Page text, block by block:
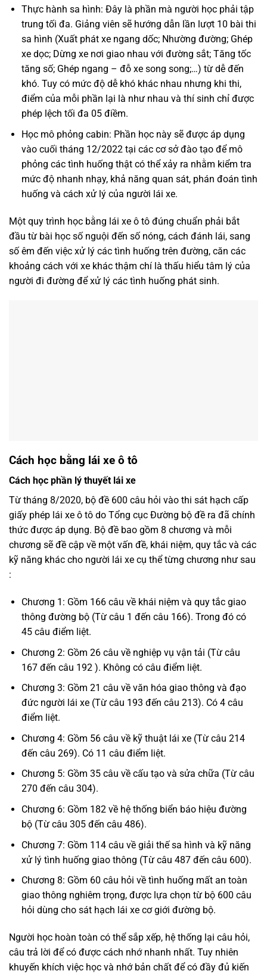
Thực hành sa hình: Đây là phần mà người học phải tập
trung tối đa. Giảng viên sẽ hướng dẫn lần lượt 10 bài thi
sa hình (Xuất phát xe ngang dốc; Nhường đường; Ghép
xe dọc; Dừng xe nơi giao nhau với đường sắt; Tăng tốc
tăng số; Ghép ngang – đỗ xe song song;…) từ dễ đến
khó. Tuy có mức độ dễ khó khác nhau nhưng khi thi,
điểm của mỗi phần lại là như nhau và thí sinh chỉ được
phép lệch tối đa 05 điềm.
Học mô phỏng cabin: Phần học này sẽ được áp dụng
vào cuối tháng 12/2022 tại các cơ sở đào tạo để mô
phỏng các tình huống thật có thể xảy ra nhằm kiểm tra
mức độ nhanh nhạy, khả năng quan sát, phán đoán tình
huống và cách xử lý của người lái xe.
Một quy trình học bằng lái xe ô tô đúng chuẩn phải bắt
đầu từ bài học số nguội đến số nóng, cách đánh lái, sang
số êm đến việc xử lý các tình huống trên đường, căn các
khoảng cách với xe khác thậm chí là thấu hiểu tâm lý của
người đi đường để xử lý các tình huống phát sinh.
Cách học bằng lái xe ô tô
Cách học phần lý thuyết lái xe
Từ tháng 8/2020, bộ đề 600 câu hỏi vào thi sát hạch cấp
giấy phép lái xe ô tô do Tổng cục Đường bộ đề ra đã chính
thức được áp dụng. Bộ đề bao gồm 8 chương và mỗi
chương sẽ đề cập về một vấn đề, khái niệm, quy tắc và các
kỹ năng khác cho người lái xe cụ thể từng chương như sau
:
Chương 1: Gồm 166 câu về khái niệm và quy tắc giao
thông đường bộ (Từ câu 1 đến câu 166). Trong đó có
45 câu điểm liệt.
Chương 2: Gồm 26 câu về nghiệp vụ vận tải (Từ câu
167 đến câu 192 ). Không có câu điểm liệt.
Chương 3: Gồm 21 câu về văn hóa giao thông và đạo
đức người lái xe (Từ câu 193 đến câu 213). Có 4 câu
điểm liệt.
Chương 4: Gồm 56 câu về kỹ thuật lái xe (Từ câu 214
đến câu 269). Có 11 câu điểm liệt.
Chương 5: Gồm 35 câu về cấu tạo và sửa chữa (Từ câu
270 đến câu 304).
Chương 6: Gồm 182 về hệ thống biển báo hiệu đường
bộ (Từ câu 305 đến câu 486).
Chương 7: Gồm 114 câu về giải thế sa hình và kỹ năng
xử lý tình huống giao thông (Từ câu 487 đến câu 600).
Chương 8: Gồm 60 câu hỏi về tình huống mất an toàn
giao thông nghiêm trọng, được lựa chọn từ bộ 600 câu
hỏi dùng cho sát hạch lái xe cơ giới đường bộ.
Người học hoàn toàn có thể sắp xếp, hệ thống lại câu hỏi,
câu trả lời để có được cách nhớ nhanh nhất. Tuy nhiên
khuyến khích việc học và nhớ bản chất để có đầy đủ kiến